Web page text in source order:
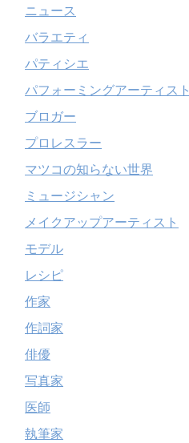
ニュース
バラエティ
パティシエ
パフォーミングアーティスト
ブロガー
プロレスラー
マツコの知らない世界
ミュージシャン
メイクアップアーティスト
モデル
レシピ
作家
作詞家
俳優
写真家
医師
執筆家